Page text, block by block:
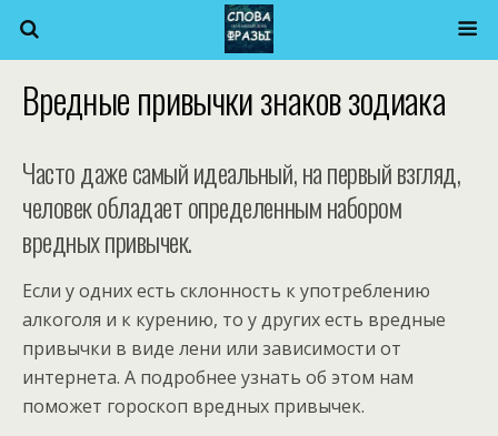
Вредные привычки знаков зодиака
Часто даже самый идеальный, на первый взгляд,
человек обладает определенным набором
вредных привычек.
Если у одних есть склонность к употреблению
алкоголя и к курению, то у других есть вредные
привычки в виде лени или зависимости от
интернета. А подробнее узнать об этом нам
поможет гороскоп вредных привычек.